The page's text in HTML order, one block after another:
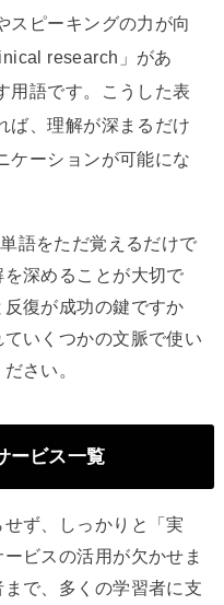
スピーキングの力が向
research」があ
用語です。こうした表
ば、理解が深まるだけ
ケーションが可能にな
語をただ覚えるだけで
深めることが大切で
復が成功の鍵ですか
いくつかの文脈で使い
さい。
ービス一覧
ず、しっかりと「実
ビスの活用が欠かせま
で、多くの学習者に支